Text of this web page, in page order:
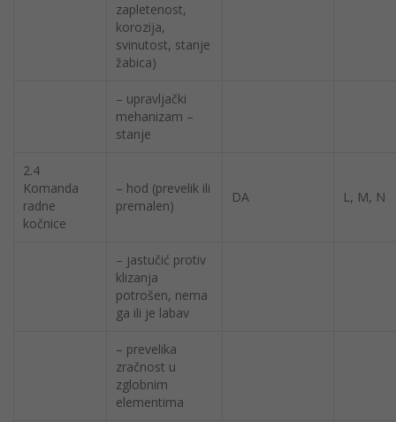
zapletenost,
korozija,
svinutost, stanje
žabica)
– upravljački
mehanizam –
stanje
2.4
Komanda
radne
kočnice
– hod (prevelik ili
premalen)
DA L, M, N
– jastučić protiv
klizanja
potrošen, nema
ga ili je labav
– prevelika
zračnost u
zglobnim
elementima